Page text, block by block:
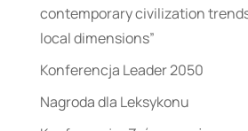
contemporary civilization
local dimensions”
Konferencja Leader 2050
Nagroda dla Leksykonu